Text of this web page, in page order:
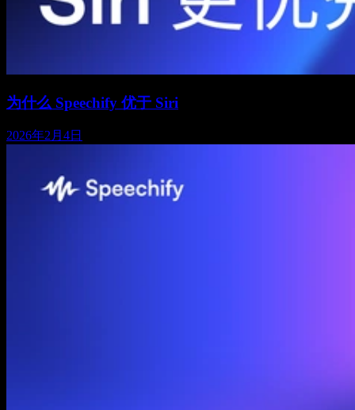
为什么 Speechify 优于 Siri
2026年2月4日